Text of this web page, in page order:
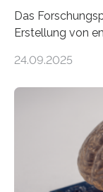
Das
Erstellung von
Förderung in
der MindPort
Lösung zur
Avatare. Gen-
kosteneffiziente
erstellen.
24.09.2025